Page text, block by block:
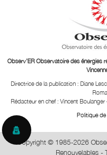
Observ’ER Observatoire des énergies
Directrice de la publication : Diane
Rédacteur en chef : Vincent
Politique
Copyright © 1985-2026
Renouvelables -